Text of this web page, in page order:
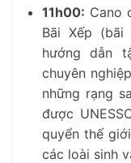
11h00: Cano
Bãi Xếp
hướng dẫn
chuyên
những rạng
được
quyển thế
các loài sinh